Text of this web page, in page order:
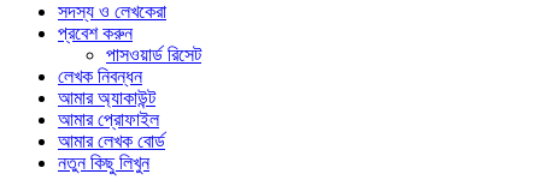
সদস্য ও লেখকেরা
প্রবেশ করুন
পাসওয়ার্ড রিসেট
লেখক নিবন্ধন
আমার অ্যাকাউন্ট
আমার প্রোফাইল
আমার লেখক বোর্ড
নতুন কিছু লিখুন